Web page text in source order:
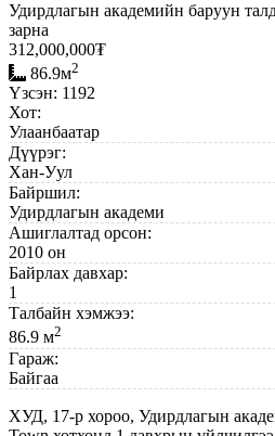
Удирдлагын академийн баруун
зарна
312,000,000₮
86.9м2
Үзсэн: 1192
Хот:
Улаанбаатар
Дүүрэг:
Хан-Уул
Байршил:
Удирдлагын академи
Ашиглалтад орсон:
2010 он
Байрлах давхар:
1
Талбайн хэмжээ:
86.9 м2
Гараж:
Байгаа
ХУД, 17-р хороо, Удирдлагын